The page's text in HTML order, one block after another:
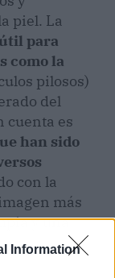
Information
piel. La
para
como la
pilosos)
del
cuenta es
han sido
con la
más
y una